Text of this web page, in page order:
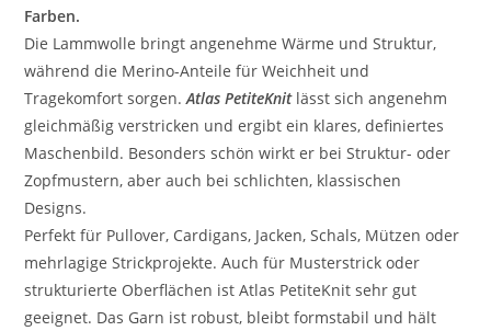
Farben.
Die Lammwolle bringt angenehme Wärme und Struktur,
während die Merino-Anteile für Weichheit und
Tragekomfort sorgen.Atlas PetiteKnitlässt sich angenehm
gleichmäßig verstricken und ergibt ein klares, definiertes
Maschenbild. Besonders schön wirkt er bei Struktur- oder
Zopfmustern, aber auch bei schlichten, klassischen
Designs.
Perfekt für Pullover, Cardigans, Jacken, Schals, Mützen oder
mehrlagige Strickprojekte. Auch für Musterstrick oder
strukturierte Oberflächen ist Atlas PetiteKnit sehr gut
geeignet. Das Garn ist robust, bleibt formstabil und hält